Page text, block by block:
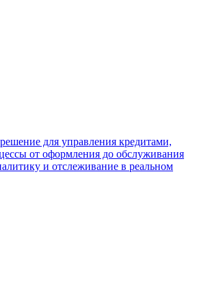
для управления кредитами,
от оформления до обслуживания
и отслеживание в реальном